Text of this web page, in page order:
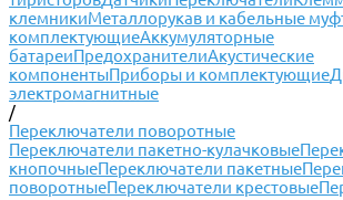
клемникиМеталлорукав и кабельные
комплектующиеАккумуляторные
батареиПредохранителиАкустические
компонентыПриборы и комплектующие
электромагнитные
/
Переключатели поворотные
Переключатели пакетно-кулачковые
кнопочныеПереключатели пакетные
поворотныеПереключатели крестовые